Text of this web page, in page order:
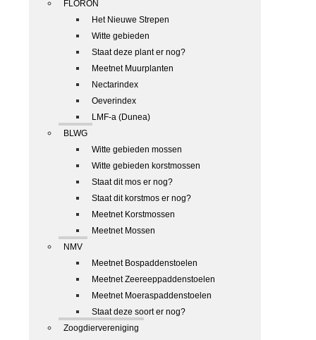
FLORON
Het Nieuwe Strepen
Witte gebieden
Staat deze plant er nog?
Meetnet Muurplanten
Nectarindex
Oeverindex
LMF-a (Dunea)
BLWG
Witte gebieden mossen
Witte gebieden korstmossen
Staat dit mos er nog?
Staat dit korstmos er nog?
Meetnet Korstmossen
Meetnet Mossen
NMV
Meetnet Bospaddenstoelen
Meetnet Zeereeppaddenstoelen
Meetnet Moeraspaddenstoelen
Staat deze soort er nog?
Zoogdiervereniging